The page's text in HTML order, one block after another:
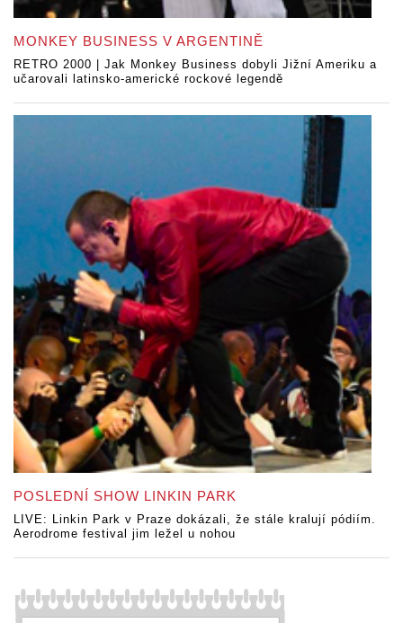
MONKEY BUSINESS V ARGENTINĚ
RETRO 2000 | Jak Monkey Business dobyli Jižní Ameriku a
učarovali latinsko-americké rockové legendě
POSLEDNÍ SHOW LINKIN PARK
LIVE: Linkin Park v Praze dokázali, že stále kralují pódiím.
Aerodrome festival jim ležel u nohou